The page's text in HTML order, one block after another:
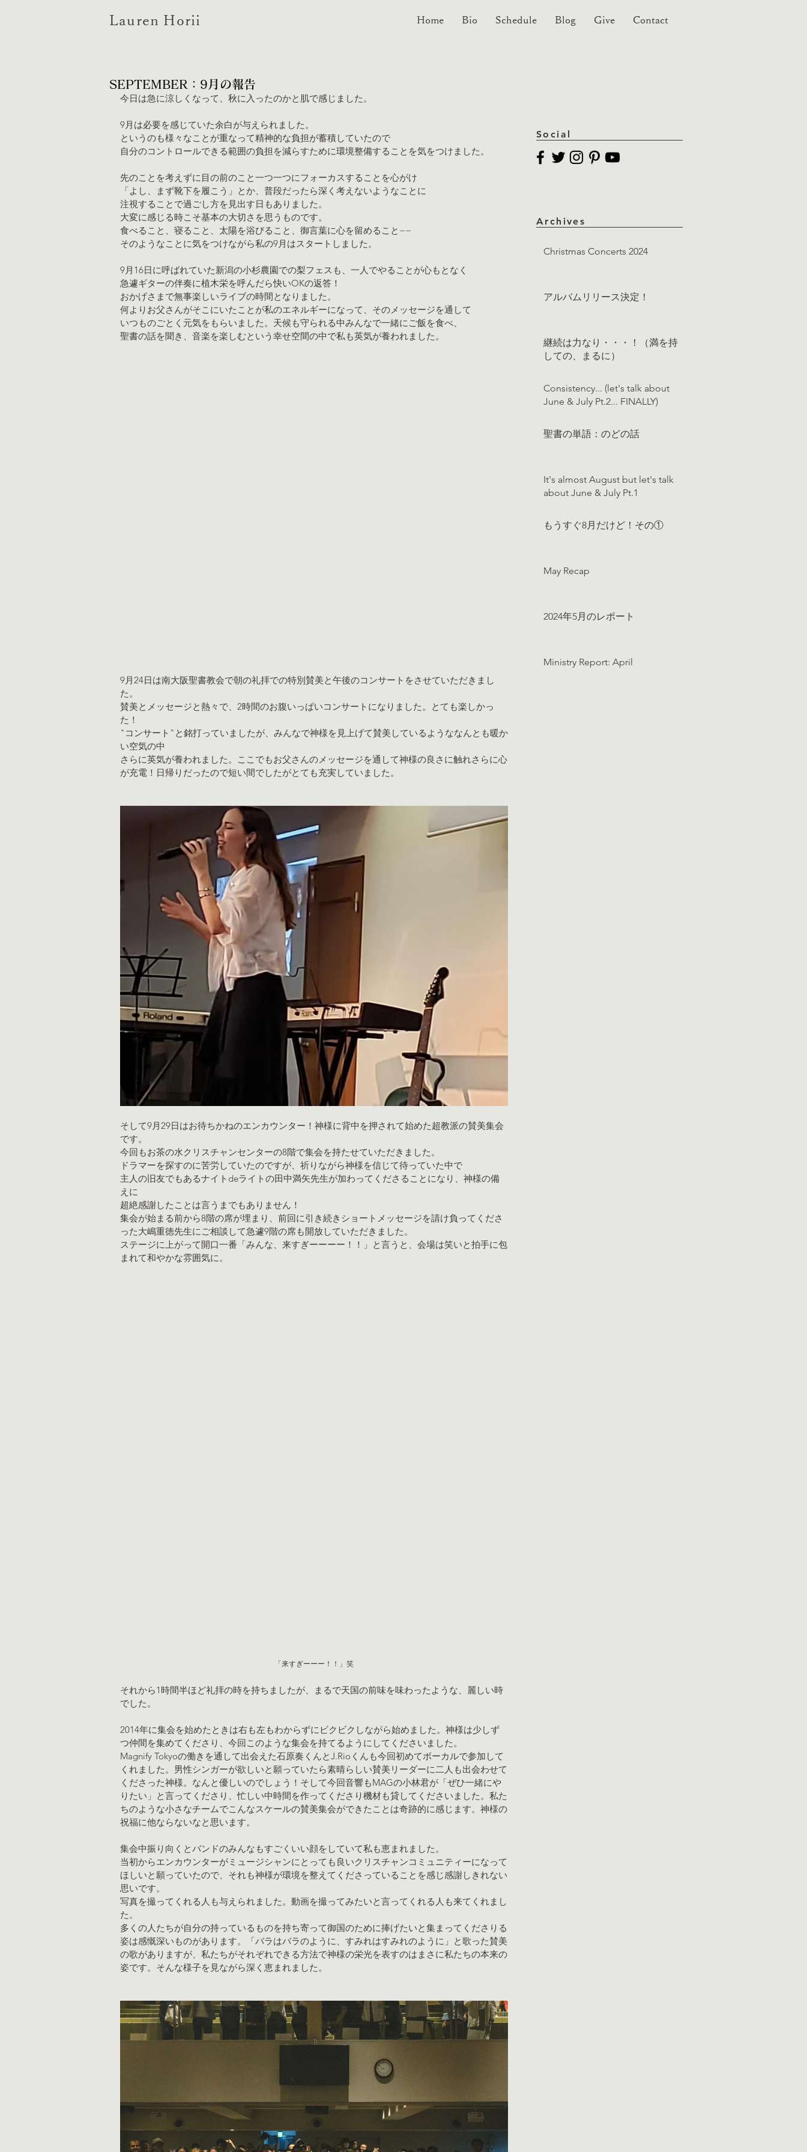
Lauren Horii Home Bio Schedule Blog Give Contact
SEPTEMBER：9月の報告
今日は急に涼しくなって、秋に入ったのかと肌で感じました。
9月は必要を感じていた余白が与えられました。
というのも様々なことが重なって精神的な負担が蓄積していたので
自分のコントロールできる範囲の負担を減らすために環境整備することを気をつけました。
先のことを考えずに目の前のこと一つ一つにフォーカスすることを心がけ
「よし、まず靴下を履こう」とか、普段だったら深く考えないようなことに
注視することで過ごし方を見出す日もありました。
大変に感じる時こそ基本の大切さを思うものです。
食べること、寝ること、太陽を浴びること、御言葉に心を留めること−−
そのようなことに気をつけながら私の9月はスタートしました。
9月16日に呼ばれていた新潟の小杉農園での梨フェスも、一人でやることが心もとなく
急遽ギターの伴奏に植木栄を呼んだら快いOKの返答！
おかげさまで無事楽しいライブの時間となりました。
何よりお父さんがそこにいたことが私のエネルギーになって、そのメッセージを通して
いつものごとく元気をもらいました。天候も守られる中みんなで一緒にご飯を食べ、
聖書の話を聞き、音楽を楽しむという幸せ空間の中で私も英気が養われました。
9月24日は南大阪聖書教会で朝の礼拝での特別賛美と午後のコンサートをさせていただきまし
た。
賛美とメッセージと熱々で、2時間のお腹いっぱいコンサートになりました。とても楽しかっ
た！
"コンサート"と銘打っていましたが、みんなで神様を見上げて賛美しているようななんとも暖か
い空気の中
さらに英気が養われました。ここでもお父さんのメッセージを通して神様の良さに触れさらに心
が充電！日帰りだったので短い間でしたがとても充実していました。
そして9月29日はお待ちかねのエンカウンター！神様に背中を押されて始めた超教派の賛美集会
です。
今回もお茶の水クリスチャンセンターの8階で集会を持たせていただきました。
ドラマーを探すのに苦労していたのですが、祈りながら神様を信じて待っていた中で
主人の旧友でもあるナイトdeライトの田中満矢先生が加わってくださることになり、神様の備
えに
超絶感謝したことは言うまでもありません！
集会が始まる前から8階の席が埋まり、前回に引き続きショートメッセージを請け負ってくださ
った大嶋重徳先生にご相談して急遽9階の席も開放していただきました。
ステージに上がって開口一番「みんな、来すぎーーーー！！」と言うと、会場は笑いと拍手に包
まれて和やかな雰囲気に。
「来すぎーーー！！」笑
それから1時間半ほど礼拝の時を持ちましたが、まるで天国の前味を味わったような、麗しい時
でした。
2014年に集会を始めたときは右も左もわからずにビクビクしながら始めました。神様は少しず
つ仲間を集めてくださり、今回このような集会を持てるようにしてくださいました。
Magnify Tokyoの働きを通して出会えた石原奏くんとJ.Rioくんも今回初めてボーカルで参加して
くれました。男性シンガーが欲しいと願っていたら素晴らしい賛美リーダーに二人も出会わせて
くださった神様。なんと優しいのでしょう！そして今回音響もMAGの小林君が「ぜひ一緒にや
りたい」と言ってくださり、忙しい中時間を作ってくださり機材も貸してくださいました。私た
ちのような小さなチームでこんなスケールの賛美集会ができたことは奇跡的に感じます。神様の
祝福に他ならないなと思います。
集会中振り向くとバンドのみんなもすごくいい顔をしていて私も恵まれました。
当初からエンカウンターがミュージシャンにとっても良いクリスチャンコミュニティーになって
ほしいと願っていたので、それも神様が環境を整えてくださっていることを感じ感謝しきれない
思いです。
写真を撮ってくれる人も与えられました。動画を撮ってみたいと言ってくれる人も来てくれまし
た。
多くの人たちが自分の持っているものを持ち寄って御国のために捧げたいと集まってくださりる
姿は感慨深いものがあります。「バラはバラのように、すみれはすみれのように」と歌った賛美
の歌がありますが、私たちがそれぞれできる方法で神様の栄光を表すのはまさに私たちの本来の
姿です。そんな様子を見ながら深く恵まれました。
Social
Archives
Christmas Concerts 2024
アルバムリリース決定！
継続は力なり・・・！（満を持
しての、まるに）
Consistency... (let's talk about
June & July Pt.2... FINALLY)
聖書の単語：のどの話
It's almost August but let's talk
about June & July Pt.1
もうすぐ8月だけど！その①
May Recap
2024年5月のレポート
Ministry Report: April